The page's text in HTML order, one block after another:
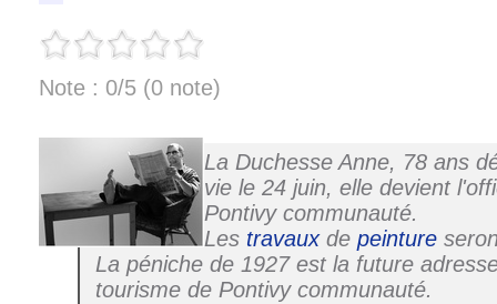
Note : 0/5 (0 note)
La Duchesse Anne, 78 ans
vie le 24 juin, elle devient
Pontivy communauté.
Les travauxde peinture
La péniche de 1927 est la future
tourisme de Pontivy communauté.